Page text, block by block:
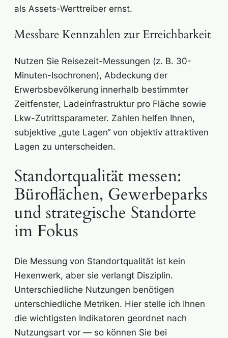
als Assets-Werttreiber ernst.
Messbare Kennzahlen zur Erreichbarkeit
Nutzen Sie Reisezeit-Messungen (z. B. 30-
Minuten-Isochronen), Abdeckung der
Erwerbsbevölkerung innerhalb bestimmter
Zeitfenster, Ladeinfrastruktur pro Fläche sowie
Lkw-Zutrittsparameter. Zahlen helfen Ihnen,
subjektive „gute Lagen“ von objektiv attraktiven
Lagen zu unterscheiden.
Standortqualität messen:
Büroflächen, Gewerbeparks
und strategische Standorte
im Fokus
Die Messung von Standortqualität ist kein
Hexenwerk, aber sie verlangt Disziplin.
Unterschiedliche Nutzungen benötigen
unterschiedliche Metriken. Hier stelle ich Ihnen
die wichtigsten Indikatoren geordnet nach
Nutzungsart vor — so können Sie bei